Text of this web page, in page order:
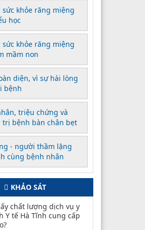
sức khỏe răng miệng
học
sức khỏe răng miệng
mầm non
diện, vì sự hài lòng
bệnh
triệu chứng và
trị bệnh bàn chân bẹt
- người thầm lặng
cùng bệnh nhân
KHẢO SÁT
chất lượng dịch vụ y
Y tế Hà Tĩnh cung cấp